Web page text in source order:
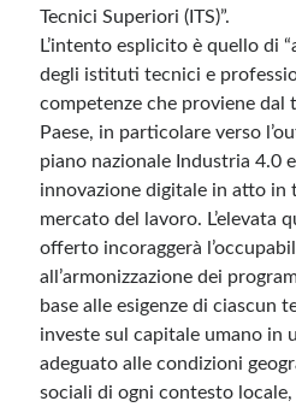
Tecnici Superiori (ITS)”.
L’intento esplicito è quello di
degli istituti tecnici e
competenze che proviene dal
Paese, in particolare verso
piano nazionale Industria 4.0
innovazione digitale in atto in
mercato del lavoro. L’elevata
offerto incoraggerà
all’armonizzazione dei
base alle esigenze di ciascun
investe sul capitale umano in
adeguato alle condizioni
sociali di ogni contesto